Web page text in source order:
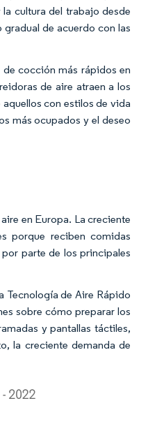
cultura del trabajo desde
de acuerdo con las
cocción más rápidos en
de aire atraen a los
con estilos de vida
más ocupados y el deseo
en Europa. La creciente
porque reciben comidas
parte de los principales
Tecnología de Aire Rápido
sobre cómo preparar los
y pantallas táctiles,
la creciente demanda de